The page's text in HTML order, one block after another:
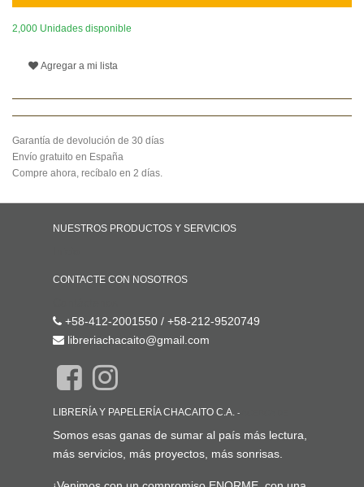
2,000 Unidades disponible
Agregar a mi lista
Garantía de devolución de 30 días
Envío gratuito en España
Compre ahora, recíbalo en 2 días.
NUESTROS PRODUCTOS Y SERVICIOS
CONTACTE CON NOSOTROS
+58-412-2001550 / +58-212-9520749
libreriachacaito@gmail.com
LIBRERÍA Y PAPELERÍA CHACAITO C.A. -
Somos esas ganas de sumar al país más lectura,
más servicios, más proyectos, más sonrisas.